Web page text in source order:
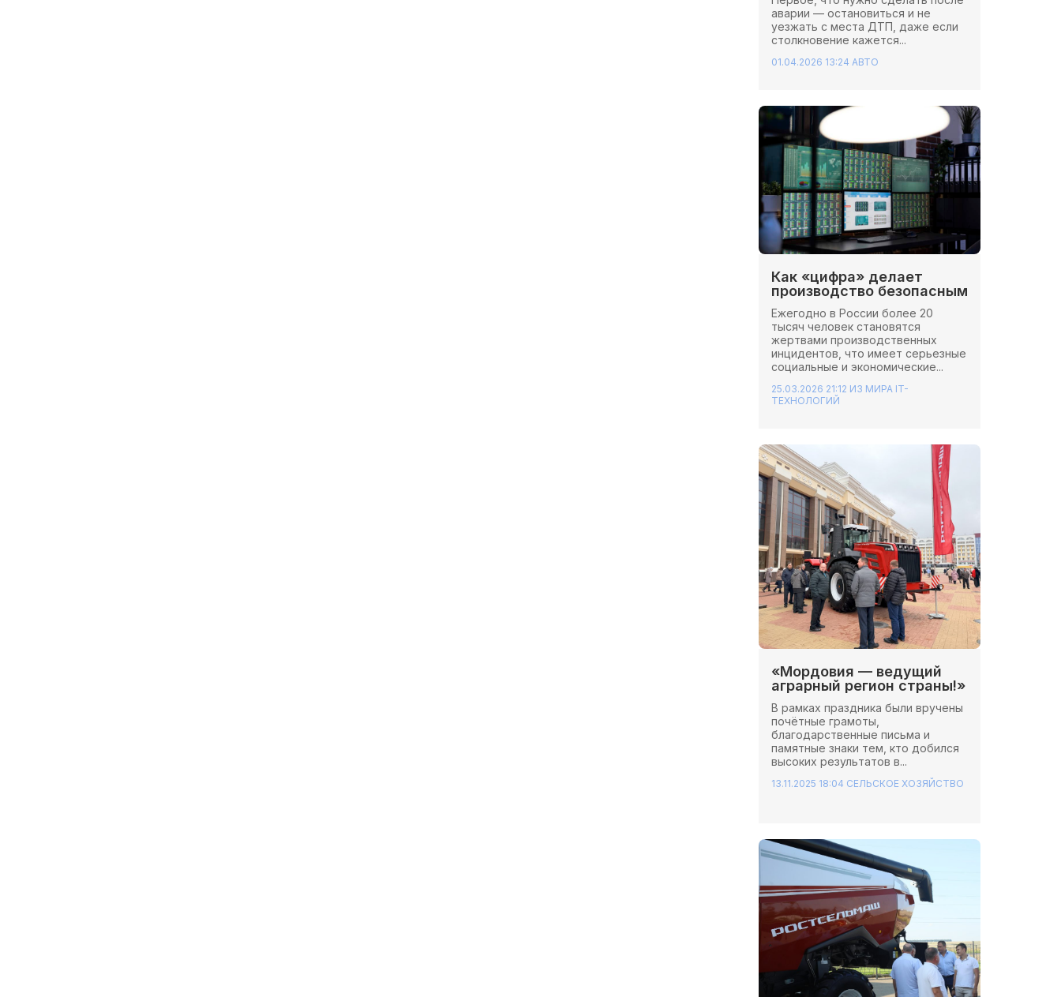
аварии — остановиться и не
уезжать с места ДТП, даже если
столкновение кажется...
01.04.2026 13:24 АВТО
Как «цифра» делает
производство безопасным
Ежегодно в России более 20
тысяч человек становятся
жертвами производственных
инцидентов, что имеет серьезные
социальные и экономические...
25.03.2026 21:12 ИЗ МИРА IT-
ТЕХНОЛОГИЙ
«Мордовия — ведущий
аграрный регион страны!»
В рамках праздника были вручены
почётные грамоты,
благодарственные письма и
памятные знаки тем, кто добился
высоких результатов в...
13.11.2025 18:04 СЕЛЬСКОЕ ХОЗЯЙСТВО